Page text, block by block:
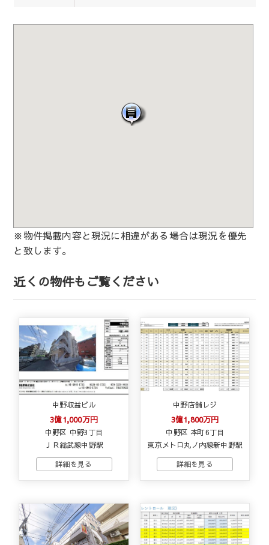
※物件掲載内容と現況に相違がある場合は現況を優先
と致します。
近くの物件もご覧ください
中野収益ビル
3億1,000万円
中野区 中野3丁目
ＪＲ総武線中野駅
中野店舗レジ
3億1,800万円
中野区 本町6丁目
東京メトロ丸ノ内線新中野駅